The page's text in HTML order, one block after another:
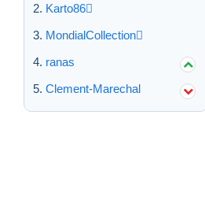
Karto86
MondialCollection
ranas
Clement-Marechal